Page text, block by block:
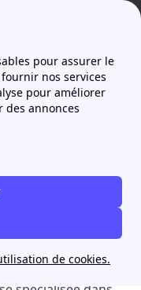
pour assurer le
nos services
pour améliorer
des annonces
de cookies.
d'accrochage par cimaises de tableaux
le